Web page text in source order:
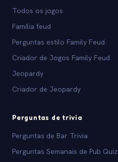
Todos os jogos
Família feud
Perguntas estilo Family Feud
Criador de Jogos Family Feud
Jeopardy
Criador de Jeopardy
Perguntas de trivia
Perguntas de Bar Trivia
Perguntas Semanais de Pub Quiz